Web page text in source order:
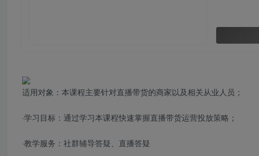
适用对象：本课程主要针对直播带货的商家以及相关从业人员；
·学习目标：通过学习本课程快速掌握直播带货运营投放策略；
·教学服务：社群辅导答疑、直播答疑